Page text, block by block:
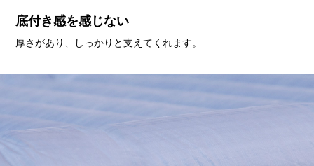
底付き感を感じない
厚さがあり、しっかりと支えてくれます。